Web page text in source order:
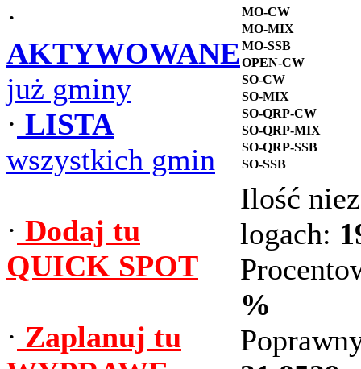
·
AKTYWOWANE
już gminy
· LISTA
wszystkich gmin
· Dodaj tu
QUICK SPOT
· Zaplanuj tu
MO-CW
MO-MIX
MO-SSB
OPEN-CW
SO-CW
SO-MIX
SO-QRP-CW
SO-QRP-MIX
SO-QRP-SSB
SO-SSB
Ilość
logach:
%